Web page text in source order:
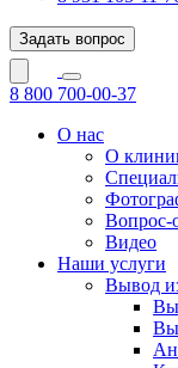
Задать вопрос
8 800 700-00-37
О нас
О
Вопрос-
Видео
Наши услуги
Вывод